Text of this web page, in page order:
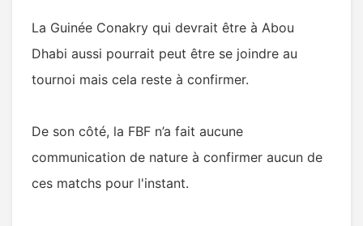
La Guinée Conakry qui devrait être à Abou
Dhabi aussi pourrait peut être se joindre au
tournoi mais cela reste à confirmer.
De son côté, la FBF n’a fait aucune
communication de nature à confirmer aucun de
ces matchs pour l'instant.